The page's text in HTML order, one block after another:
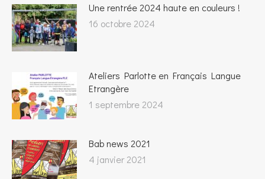
Une rentrée 2024 haute en couleurs !
16 octobre 2024
Ateliers Parlotte en Français Langue
Etrangère
1 septembre 2024
Bab news 2021
4 janvier 2021